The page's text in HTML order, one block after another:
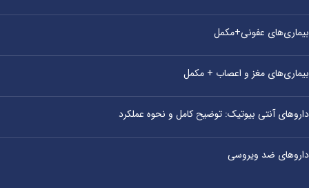
بیماری‌های عفونی+مکمل
بیماری‌های مغز و اعصاب + مکمل
داروهای آنتی‌ بیوتیک: توضیح کامل و نحوه عملکرد
داروهای ضد ویروسی